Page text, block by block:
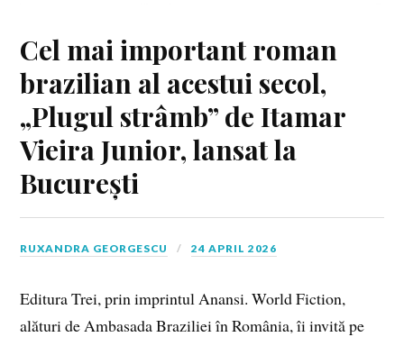
Cel mai important roman
brazilian al acestui secol,
„Plugul strâmb” de Itamar
Vieira Junior, lansat la
București
RUXANDRA GEORGESCU 24 APRIL 2026
Editura Trei, prin imprintul Anansi. World Fiction,
alături de Ambasada Braziliei în România, îi invită pe